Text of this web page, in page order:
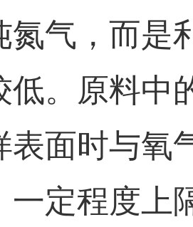
氮气，而是
低。原料中
表面时与氧
一定程度上